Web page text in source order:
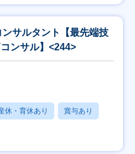
ンサルタント【最先端技
ンサル】<244>
休・育休あり 賞与あり